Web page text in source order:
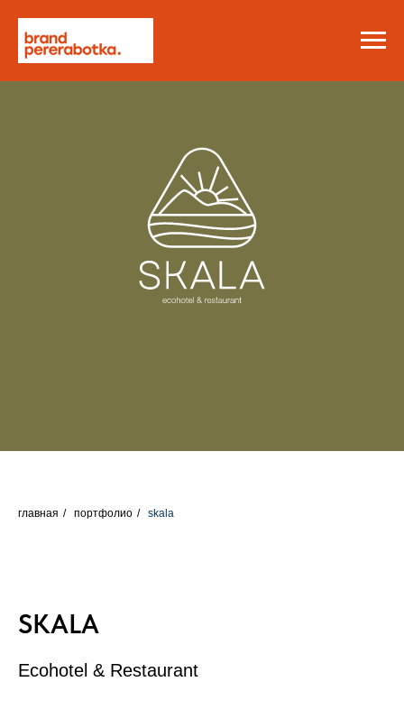
главная / портфолио / skala
SKALA
Ecohotel & Restaurant